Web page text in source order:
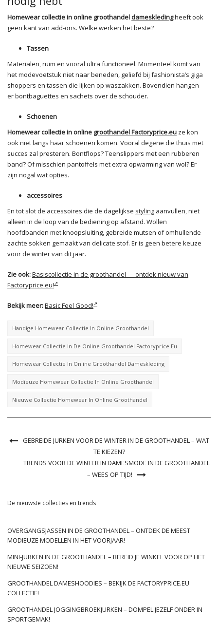
Homewear collectie in online groothandel dameskledingheeft ook
geen kant van add-ons. Welke werken het beste?
Tassen
Materialen, ruim en vooral ultra functioneel. Momenteel komt van
het modevoetstuk niet naar beneden, geliefd bij fashionista’s giga
shoppers en tassen die lijken op waszakken. Bovendien hangen
er bontbaguettes en sachets over de schouder.
Schoenen
Homewear collectie in online groothandel Factoryprice.eu ze kon
ook niet langs haar schoenen komen. Vooral degene die thuis met
succes zal presteren. Bontflops? Teenslippers met een rubberen
band? Of misschien pantoffels met extra opwarming van wol? Er
zijn nogal wat opties.
accessoires
En tot slot de accessoires die de dagelijkse styling aanvullen, niet
alleen in de loop van de bediening op afstand. Wollen
hoofdbanden met knoopsluiting, gebreide mutsen of omhullende
zachte sokken gemaakt van delicate stof. Er is geen betere keuze
voor de winter van dit jaar.
Zie ook:Basiscollectie in de groothandel — ontdek nieuw van
Factoryprice.eu!
Bekijk meer:Basic Feel Good!
Handige Homewear Collectie In Online Groothandel
Homewear Collectie In De Online Groothandel Factoryprice.eu
Homewear Collectie In Online Groothandel Dameskleding
Modieuze Homewear Collectie In Online Groothandel
Nieuwe Collectie Homewear In Online Groothandel
GEBREIDE JURKEN VOOR DE WINTER IN DE GROOTHANDEL – WAT
TE KIEZEN?
TRENDS VOOR DE WINTER IN DAMESMODE IN DE GROOTHANDEL
– WEES OP TIJD!
De nieuwste collecties en trends
OVERGANGSJASSEN IN DE GROOTHANDEL – ONTDEK DE MEEST
MODIEUZE MODELLEN IN HET VOORJAAR!
MINI-JURKEN IN DE GROOTHANDEL – BEREID JE WINKEL VOOR OP HET
NIEUWE SEIZOEN!
GROOTHANDEL DAMESHOODIES – BEKIJK DE FACTORYPRICE.EU
COLLECTIE!
GROOTHANDEL JOGGINGBROEKJURKEN – DOMPEL JEZELF ONDER IN
SPORTGEMAK!